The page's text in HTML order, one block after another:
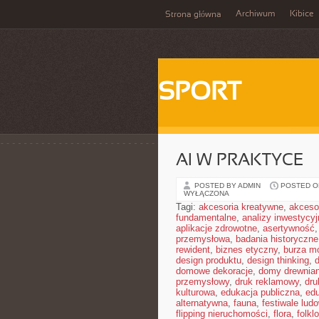
Strona główna Archiwum Kibice
SPORT
AI W PRAKTYCE
POSTED BY ADMIN POSTED
WYŁĄCZONA
Tagi: akcesoria kreatywne,
fundamentalne, analizy
aplikacje zdrowotne, asertywność,
przemysłowa, badania historyczne
rewident, biznes etyczny, burza
design produktu, design thinking,
domowe dekoracje, domy
przemysłowy, druk reklamowy,
kulturowa, edukacja publiczna,
alternatywna, fauna, festiwale
flipping nieruchomości, flora,